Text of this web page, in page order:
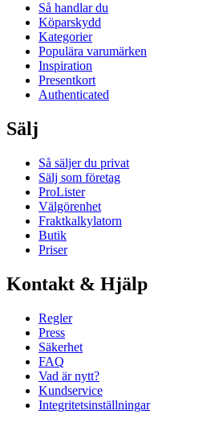
Så handlar du
Köparskydd
Kategorier
Populära varumärken
Inspiration
Presentkort
Authenticated
Sälj
Så säljer du privat
Sälj som företag
ProLister
Välgörenhet
Fraktkalkylatorn
Butik
Priser
Kontakt & Hjälp
Regler
Press
Säkerhet
FAQ
Vad är nytt?
Kundservice
Integritetsinställningar